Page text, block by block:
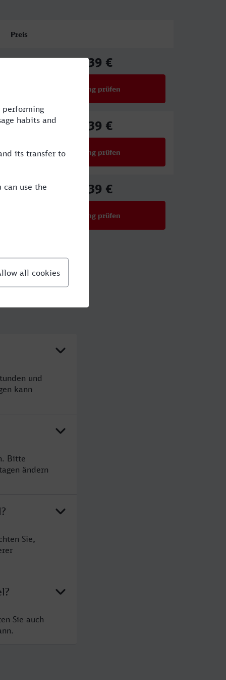
Preis
21,39 €
Verbindung prüfen
16,39 €
Verbindung prüfen
21,39 €
Verbindung prüfen
und
kann
Bitte
ändern
Sie,
Sie auch